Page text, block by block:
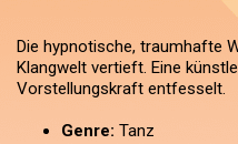
Die hypnotische, traumhafte
Klangwelt vertieft. Eine
Vorstellungskraft entfesselt.
Genre: Tanz